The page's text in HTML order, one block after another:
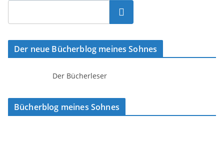
Suchen
Der neue Bücherblog meines Sohnes
Der Bücherleser
Bücherblog meines Sohnes